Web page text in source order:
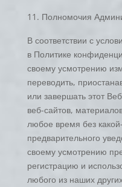
Полномочия
В соответствии с
в Политике
своему усмотрению
переводить,
или завершать этот
веб-сайтов,
любое время без
предварительного
своему усмотрению
регистрацию и
любого из наших